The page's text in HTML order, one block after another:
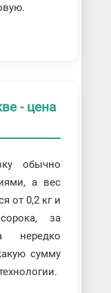
- цена
обычно
а вес
от 0,2 кг и
за
нередко
сумму